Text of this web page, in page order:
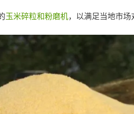
玉米碎粒和粉磨机，以满足当地市场